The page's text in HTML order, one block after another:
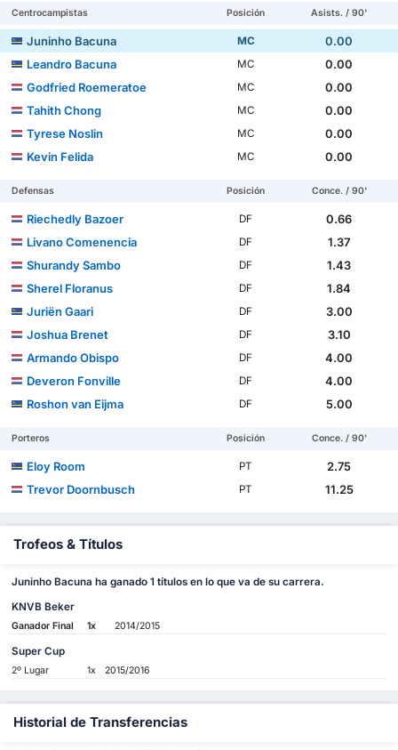
Centrocampistas Posición Asists. / 90'
Juninho Bacuna MC
0.00
Leandro Bacuna
MC
0.00
Godfried Roemeratoe
MC
0.00
Tahith Chong
MC
0.00
Tyrese Noslin
MC
0.00
Kevin Felida
MC 0.00
Defensas Posición Conce. / 90'
Riechedly Bazoer DF
0.66
Livano Comenencia
DF
1.37
Shurandy Sambo
DF
1.43
Sherel Floranus
DF
1.84
Juriën Gaari
DF
3.00
Joshua Brenet
DF
3.10
Armando Obispo
DF
4.00
Deveron Fonville
DF
4.00
Roshon van Eijma
DF 5.00
Porteros Posición Conce. / 90'
Eloy Room PT
2.75
Trevor Doornbusch
PT 11.25
Trofeos & Títulos
Juninho Bacuna ha ganado 1 títulos en lo que va de su carrera.
KNVB Beker
Ganador Final 1x 2014/2015
Super Cup
2º Lugar 1x 2015/2016
Historial de Transferencias